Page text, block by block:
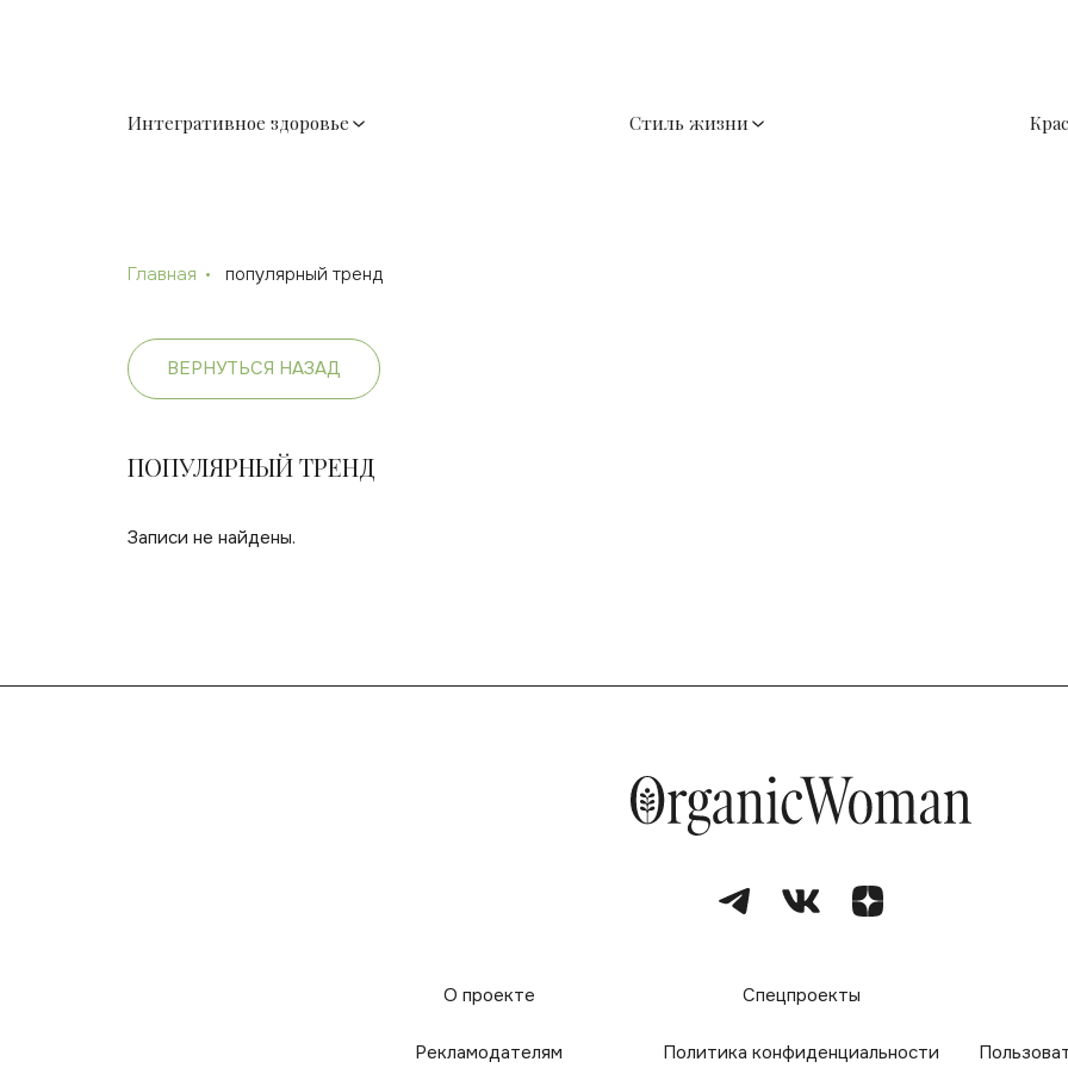
Интегративное здоровье Стиль жизни
Главная популярный тренд
ВЕРНУТЬСЯ НАЗАД
ПОПУЛЯРНЫЙ ТРЕНД
Записи не найдены.
О проекте Спецпроекты
Рекламодателям Политика конфиденциальности